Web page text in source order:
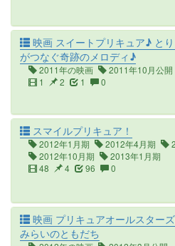
映画 スイートプリキュア♪ と
がつなぐ奇跡のメロディ♪
2011年の映画
2011年10月公開
1
2 1 0
スマイルプリキュア！
2012年1月期 2012年4月期
2012年10月期
2013年1月期
48
4 96 0
映画 プリキュアオールスター
みらいのともだち